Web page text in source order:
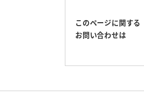
このページに関する
お問い合わせは